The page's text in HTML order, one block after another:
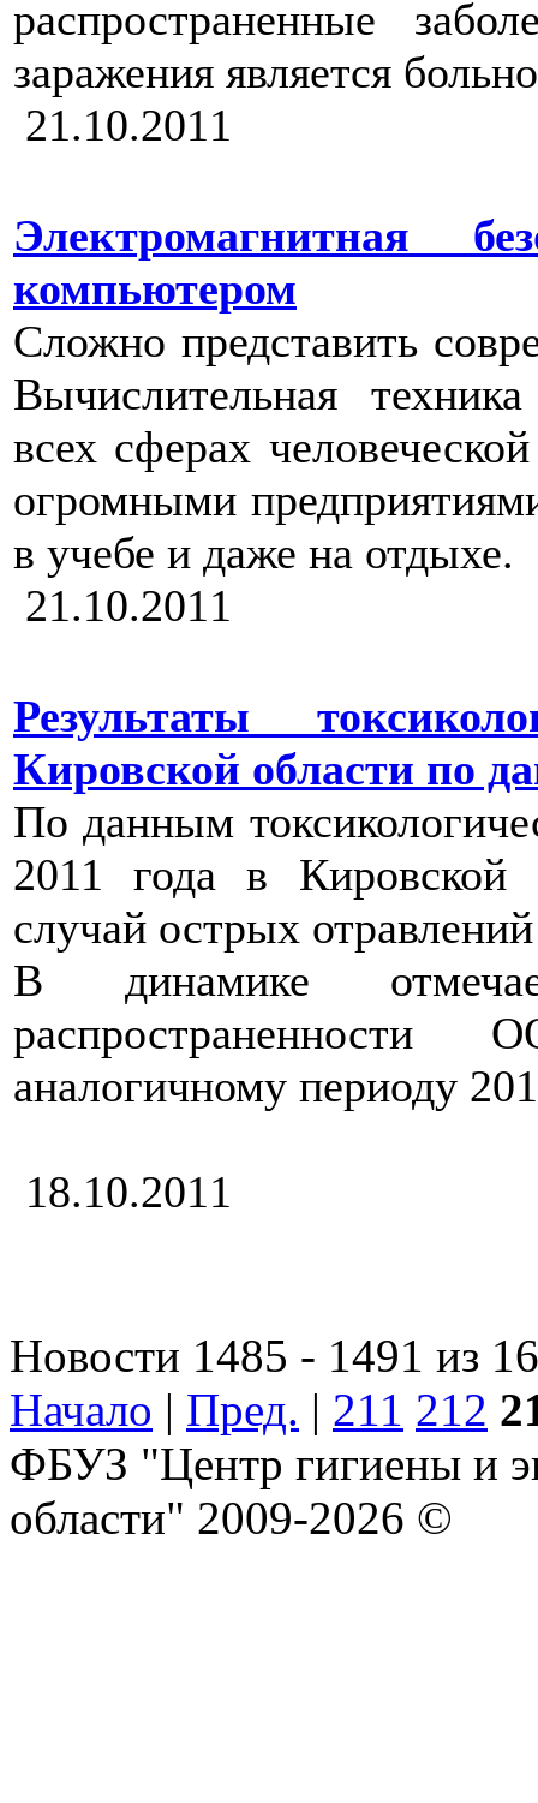
распространенные
заражения является
21.10.2011
Электромагнитная
компьютером
Сложно представить
Вычислительная
всех сферах
огромными
в учебе и даже на отдыхе.
21.10.2011
Результаты
Кировской области по
По данным
2011 года в Кировской
случай острых
В динамике
аналогичному периоду
18.10.2011
Новости 1485 - 1491 из
Начало | Пред. | 211 212
ФБУЗ "Центр гигиены и
области" 2009-2026 ©